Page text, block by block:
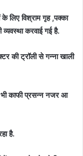
लिए विश्राम गृह ,पक्का
करवाई गई है.
की ट्रॉली से गन्ना खाली
भी काफी प्रसन्न नजर आ
है.